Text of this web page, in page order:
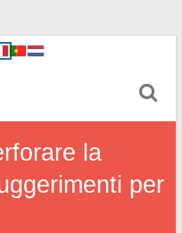
la
per